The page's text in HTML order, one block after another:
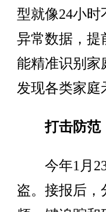
型就像24小时
异常数据，提
能精准识别家
发现各类家庭
打击防范
今年1月23
盗。接报后，